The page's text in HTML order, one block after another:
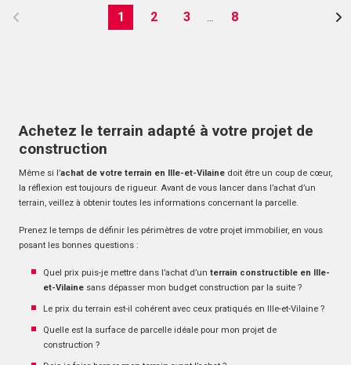
1 2 3 8
Achetez le terrain adapté à votre projet de
construction
Même si l’achat de votre terrain en Ille-et-Vilaine doit être un coup de cœur,
la réflexion est toujours de rigueur. Avant de vous lancer dans l’achat d’un
terrain, veillez à obtenir toutes les informations concernant la parcelle.
Prenez le temps de définir les périmètres de votre projet immobilier, en vous
posant les bonnes questions :
Quel prix puis-je mettre dans l’achat d’un terrain constructible en Ille-
et-Vilaine sans dépasser mon budget construction par la suite ?
Le prix du terrain est-il cohérent avec ceux pratiqués en Ille-et-Vilaine ?
Quelle est la surface de parcelle idéale pour mon projet de
construction ?